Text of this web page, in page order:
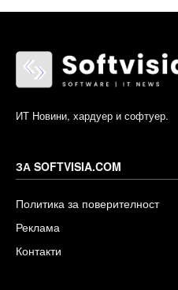
ИТ Новини, хардуер и софтуер.
ЗА SOFTVISIA.COM
Политика за поверителност
Реклама
Контакти